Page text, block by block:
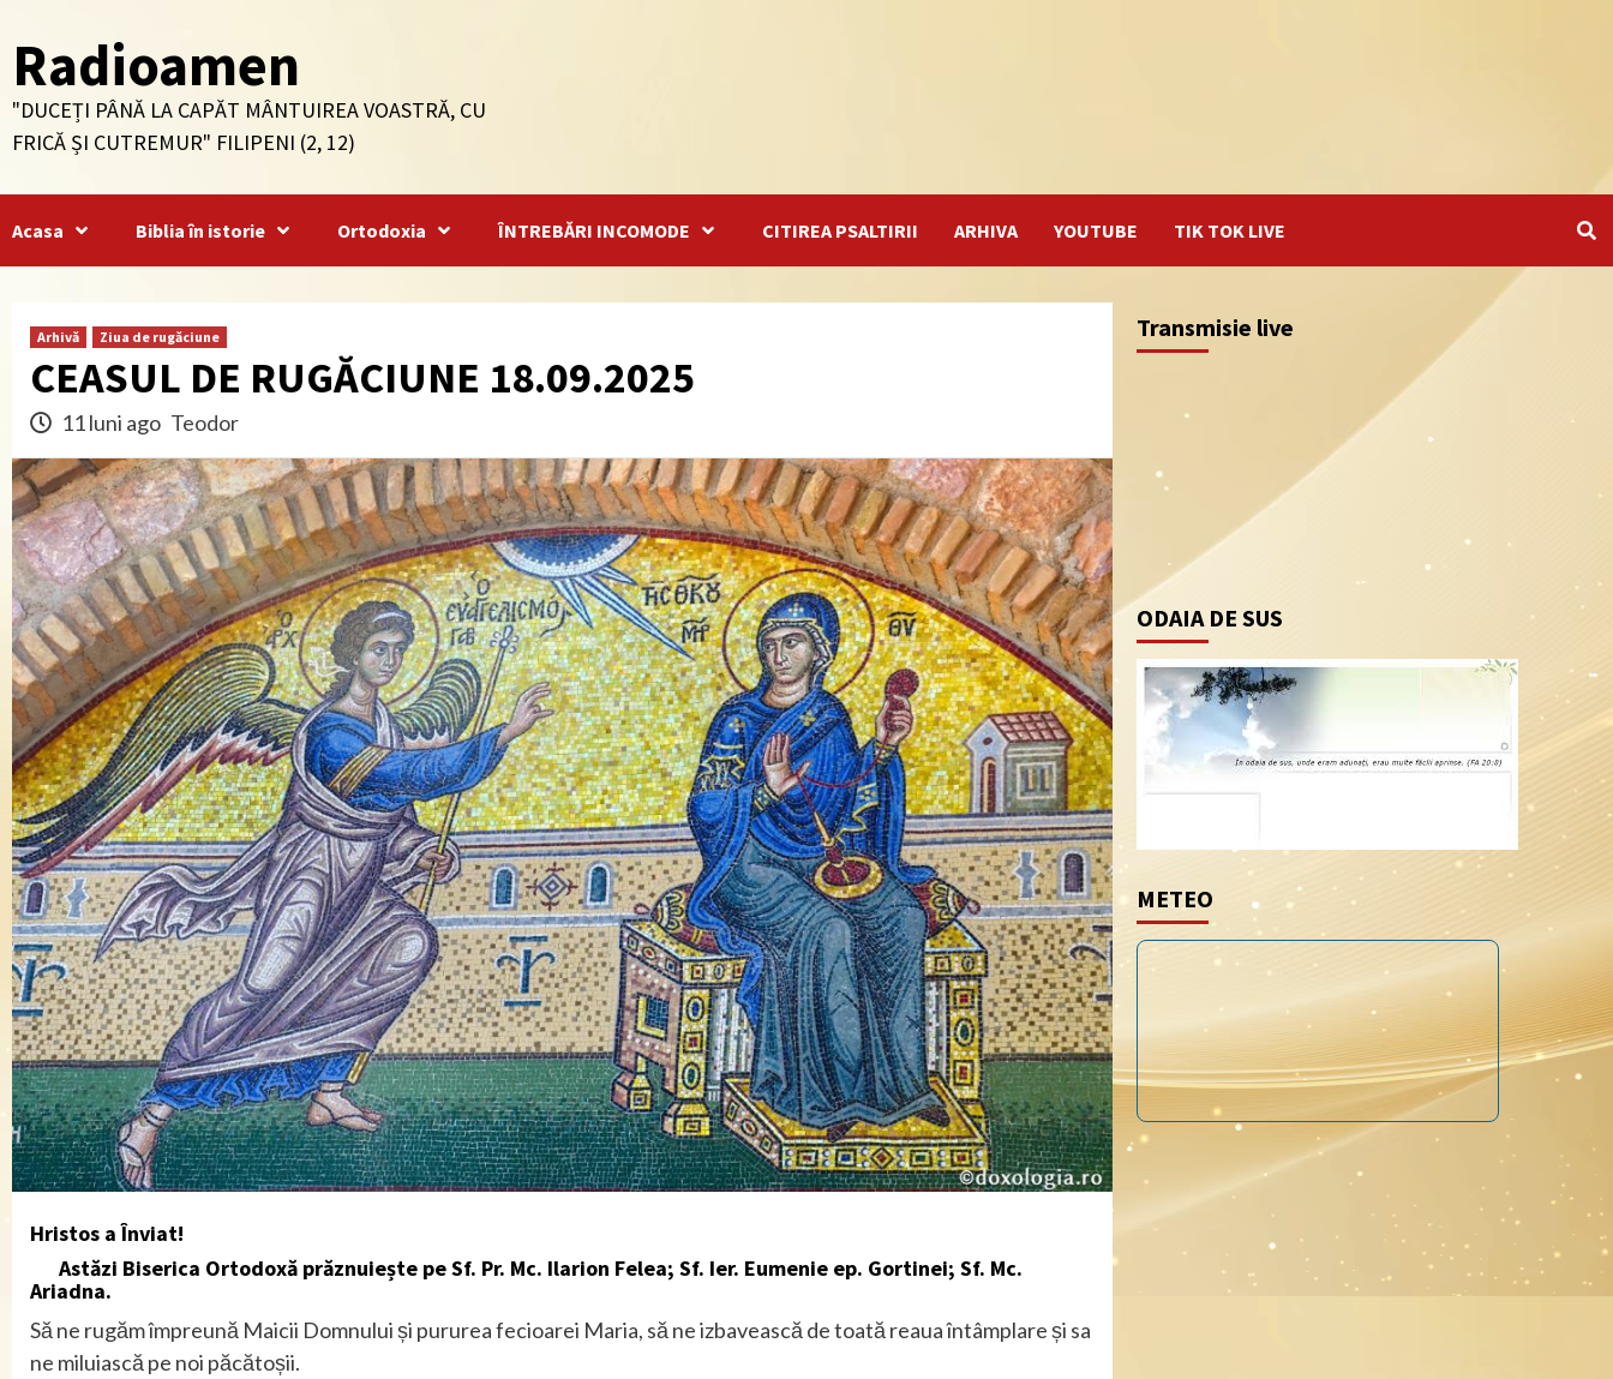
to
content
Radioamen
"DUCEȚI PÂNĂ LA CAPĂT MÂNTUIREA VOASTRĂ, CU
FRICĂ ȘI CUTREMUR" FILIPENI (2, 12)
Acasa Biblia în istorie Ortodoxia ÎNTREBĂRI INCOMODE CITIREA PSALTIRII ARHIVA YOUTUBE TIK TOK LIVE
Arhivă Ziua de rugăciune
CEASUL DE RUGĂCIUNE 18.09.2025
11 luni ago Teodor
Hristos a Înviat!
Astăzi Biserica Ortodoxă prăznuiește pe Sf. Pr. Mc. Ilarion Felea; Sf. Ier. Eumenie ep. Gortinei; Sf. Mc.
Ariadna.
Să ne rugăm împreună Maicii Domnului și pururea fecioarei Maria, să ne izbavească de toată reaua întâmplare și sa
ne miluiască pe noi păcătoșii.
Transmisie live
ODAIA DE SUS
METEO